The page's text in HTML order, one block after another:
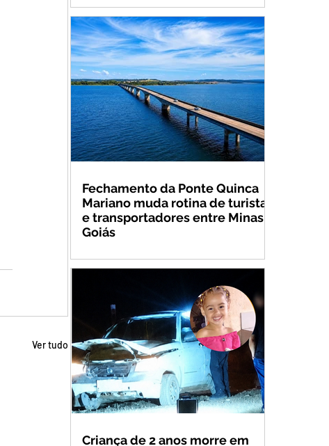
Ver tudo
Fechamento da Ponte Quinca
Mariano muda rotina de turistas
e transportadores entre Minas e
Goiás
Criança de 2 anos morre em